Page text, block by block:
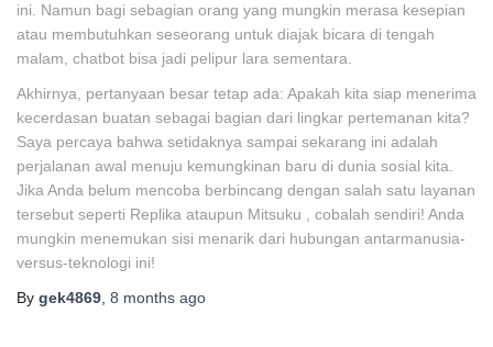
ini. Namun bagi sebagian orang yang mungkin merasa kesepian
atau membutuhkan seseorang untuk diajak bicara di tengah
malam, chatbot bisa jadi pelipur lara sementara.
Akhirnya, pertanyaan besar tetap ada: Apakah kita siap menerima
kecerdasan buatan sebagai bagian dari lingkar pertemanan kita?
Saya percaya bahwa setidaknya sampai sekarang ini adalah
perjalanan awal menuju kemungkinan baru di dunia sosial kita.
Jika Anda belum mencoba berbincang dengan salah satu layanan
tersebut seperti Replika ataupun Mitsuku , cobalah sendiri! Anda
mungkin menemukan sisi menarik dari hubungan antarmanusia-
versus-teknologi ini!
By gek4869 8 months ago